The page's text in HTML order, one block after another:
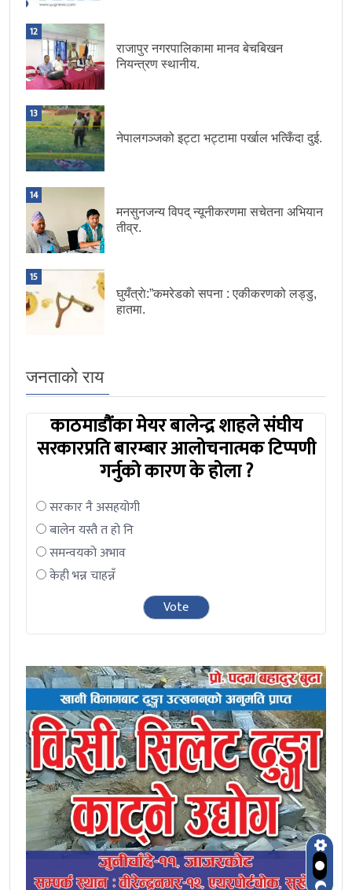
12
राजापुर नगरपालिकामा मानव बेचबिखन
नियन्त्रण स्थानीय.
13
नेपालगञ्जको इट्टा भट्टामा पर्खाल भत्किँदा दुई.
14
मनसुनजन्य विपद् न्यूनीकरणमा सचेतना अभियान
तीव्र.
15
घुयँत्राे:”कमरेडको सपना : एकीकरणको लड्डु,
हातमा.
जनताको राय
काठमाडौंका मेयर बालेन्द्र शाहले संघीय
सरकारप्रति बारम्बार आलोचनात्मक टिप्पणी
गर्नुको कारण के होला ?
सरकार नै असहयोगी
बालेन यस्तै त हो नि
समन्वयको अभाव
केही भन्न चाहन्नँ